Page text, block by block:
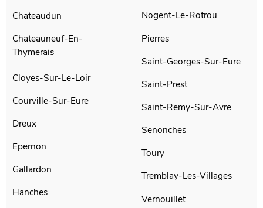
Chateaudun
Chateauneuf-En-
Thymerais
Cloyes-Sur-Le-Loir
Courville-Sur-Eure
Dreux
Epernon
Gallardon
Hanches
Nogent-Le-Rotrou
Pierres
Saint-Georges-Sur-Eure
Saint-Prest
Saint-Remy-Sur-Avre
Senonches
Toury
Tremblay-Les-Villages
Vernouillet